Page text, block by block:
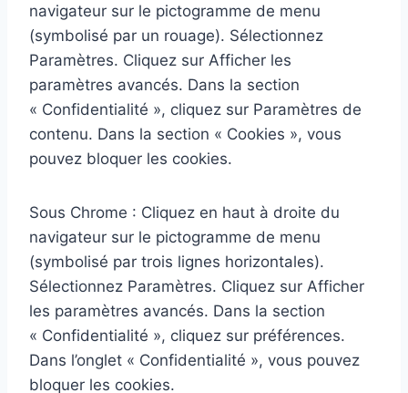
navigateur sur le pictogramme de menu
(symbolisé par un rouage). Sélectionnez
Paramètres. Cliquez sur Afficher les
paramètres avancés. Dans la section
« Confidentialité », cliquez sur Paramètres de
contenu. Dans la section « Cookies », vous
pouvez bloquer les cookies.
Sous Chrome : Cliquez en haut à droite du
navigateur sur le pictogramme de menu
(symbolisé par trois lignes horizontales).
Sélectionnez Paramètres. Cliquez sur Afficher
les paramètres avancés. Dans la section
« Confidentialité », cliquez sur préférences.
Dans l’onglet « Confidentialité », vous pouvez
bloquer les cookies.